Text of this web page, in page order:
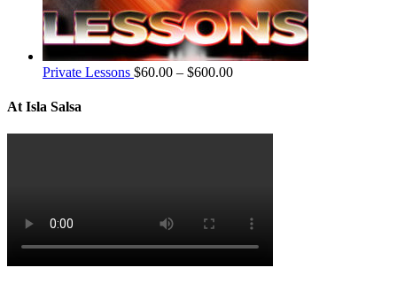
Private Lessons $60.00 – $600.00
At Isla Salsa